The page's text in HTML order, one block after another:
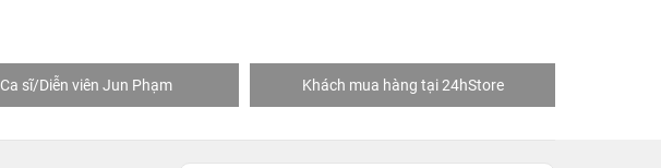
Ca sĩ/Diễn viên Jun Phạm Khách mua hàng tại 24hStore